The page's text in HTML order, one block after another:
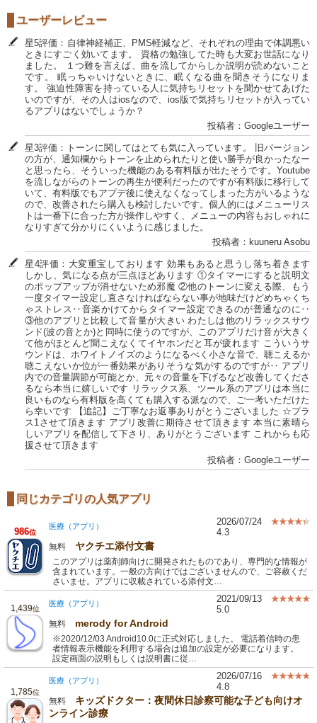
ユーザーレビュー
星5評価：自律神経補正、PMS軽減など、それぞれの理由で体調悪い
ときにすごく効いてます。 資格の勉強してた時も大変お世話になり
ました。 １つ難を言えば、曲を流してからしか説明が読めないこと
です。 眠っちゃいけないときに、眠くなる曲を聞きそうになりま
す。 強迫性障害を持っている人に気持ちリセットを聞かせてあげた
いのですが、その人はiosなので、ios版で気持ちリセットが入ってい
るアプリはないでしょうか？
投稿者：Googleユーザー
星3評価：トーンに関してはとても気に入っています。 旧バージョン
の方が、通知欄からトーンを止められたりと使い勝手が良かったなー
と思ったら、そういった機能のある有料版が出たそうです。Youtube
を流しながらのトーンの再生が便利だったのですが有料版に移行して
いて、有料版でもアプデ後に使えなくなってしまった方がいるような
ので、改善されたら購入も検討したいです。個人的にはメニューリス
トは一番下に合った方が操作しやすく、メニューの内容もおしゃれに
なりすぎて分かりにくいように感じました。
投稿者：kuuneru Asobu
星4評価：大変重宝しております 効果もあると思うし落ち着きます
しかし、気になる点が三点ほどあります ①タイマーにすると説明文
のポップアップが消せないため邪魔 ②他のトーンに変える際、もう
一度タイマー設定し直さなければならない事が地味だけどめちゃくち
ゃストレス‥音楽かけてからタイマー設定できるのが普通なのに‥
③他のアプリと比較して音量が大きい わたしは他のリラックスサウ
ンド(波の音とか)と同時に使うのですが、このアプリだけ音が大きく
て他がほとんど聞こえなくてイヤホンだと耳が疲れます こういうサ
ウンドは、ホワイトノイズのようになるべく小さな音で、聴こえるか
聴こえないか位が一番効果がありそうな気がするのですが‥ アプリ
内での音量調節が可能とか、元々の音量を下げるなど改善してくださ
るなら本当に嬉しいです リラックス系、ツール系のアプリは本当に
良いものなら有料版を高くても購入する派なので、ご一考いただけた
ら幸いです 【追記】ご丁寧なお返事ありがとうございました ☆プラ
ス1させて頂きます アプリ改善に期待させて頂きます 本当に素晴ら
しいアプリを配信して下さり、ありがとうございます これからも応
援させて頂きます
投稿者：Googleユーザー
同じカテゴリの人気アプリ
986位
医療（アプリ）
2026/07/24
4.3
無料 ヤクチエ添付文書
このアプリは薬剤師向けに開発されたものであり、専門的な情報が
含まれています。一般の方向けではございませんので、ご容赦くだ
さいませ。アプリに収載されている添付文…
1,439位
医療（アプリ）
2021/09/13
5.0
無料 merody for Android
※2020/12/03 Android10.0に正式対応しました。 電話着信時の患
者情報表示機能を利用する場合は追加の設定が必要になります。
設定画面の説明もしくは説明書に従…
1,785位
医療（アプリ）
2026/07/16
4.8
無料
キッズドクター：夜間休日診察可能な子ども向けオ
ンライン診療